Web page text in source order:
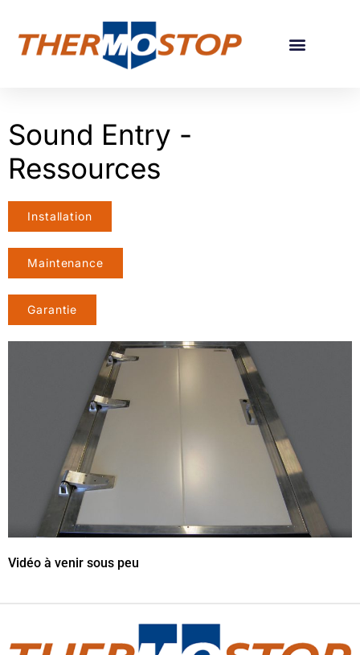
Sound Entry -
Ressources
Installation
Maintenance
Garantie
Vidéo à venir sous peu